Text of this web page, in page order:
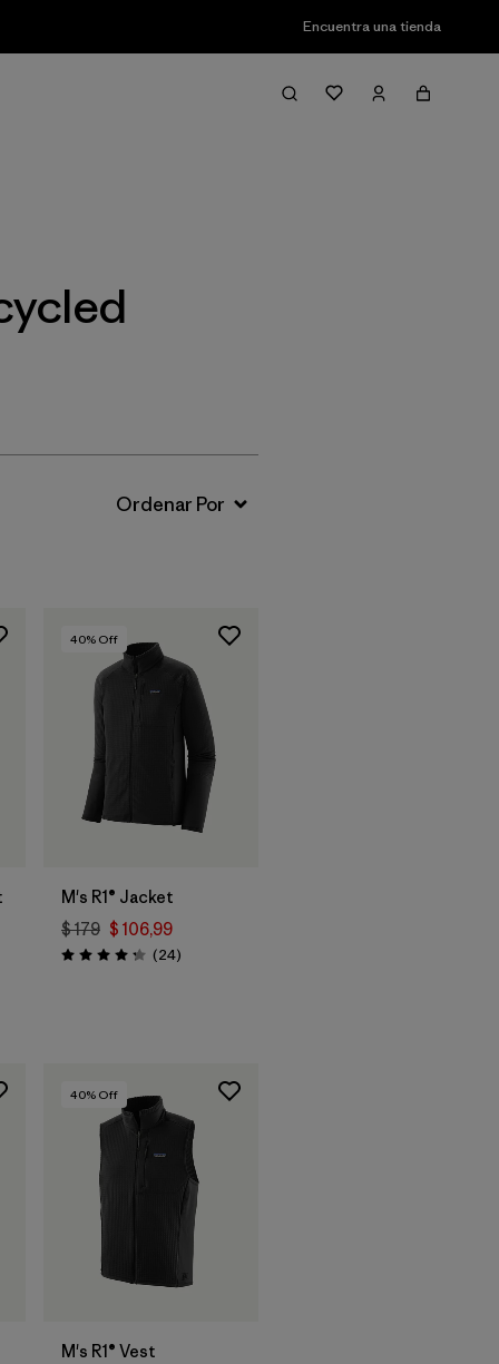
Encuentra una tienda
Filter & Sort
40% Off
M's R1® Jacket
$ 179 $ 106,99
Valoración: 4.3 / 5
(24Comentarios
)
40% Off
M's R1® Vest